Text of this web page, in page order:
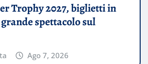
Trophy 2027, biglietti in
spettacolo sul
Ago 7, 2026